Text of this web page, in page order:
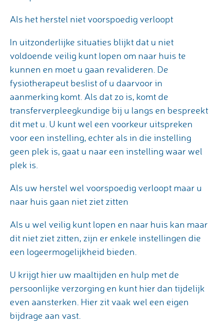
Als het herstel niet voorspoedig verloopt
In uitzonderlijke situaties blijkt dat u niet
voldoende veilig kunt lopen om naar huis te
kunnen en moet u gaan revalideren. De
fysiotherapeut beslist of u daarvoor in
aanmerking komt. Als dat zo is, komt de
transferverpleegkundige bij u langs en bespreekt
dit met u. U kunt wel een voorkeur uitspreken
voor een instelling, echter als in die instelling
geen plek is, gaat u naar een instelling waar wel
plek is.
Als uw herstel wel voorspoedig verloopt maar u
naar huis gaan niet ziet zitten
Als u wel veilig kunt lopen en naar huis kan maar
dit niet ziet zitten, zijn er enkele instellingen die
een logeermogelijkheid bieden.
U krijgt hier uw maaltijden en hulp met de
persoonlijke verzorging en kunt hier dan tijdelijk
even aansterken. Hier zit vaak wel een eigen
bijdrage aan vast.